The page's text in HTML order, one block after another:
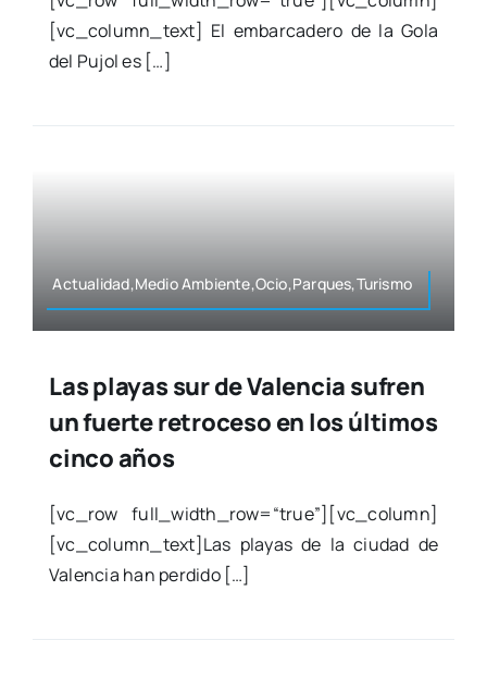
[vc_column_text] El embar­ca­de­ro de la Gola
del Pujol es […]
Actualidad,Medio Ambiente,Ocio,Parques,Turismo
Las playas sur de Valencia sufren
un fuerte retroceso en los últimos
cinco años
[vc_row full_width_row=“true”][vc_column]
[vc_column_text]Las pla­yas de la ciu­dad de
Valen­cia han per­di­do […]